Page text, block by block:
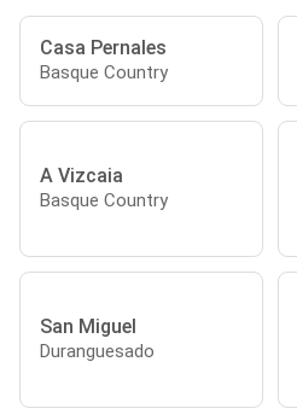
Casa Pernales
Basque Country
A Vizcaia
Basque Country
San Miguel
Duranguesado